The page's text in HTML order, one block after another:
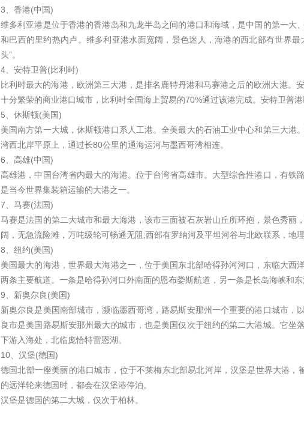
3、香港(中国)
维多利亚港是位于香港的香港岛和九龙半岛之间的港口和海域，是中国的第一大
和巴西的里约热内卢。维多利亚港水面宽阔，景色迷人，海港的西北部有世界
头”。
4、安特卫普(比利时)
比利时最大的海港，欧洲第三大港，是排名鹿特丹港和马赛港之后的欧洲大港。
十分繁荣的商业港口城市，比利时全国海上贸易的70%通过该港完成。安特卫普港
5、休斯顿(美国)
美国南方第一大城，休斯顿港口系人工港。全美最大的石油工业中心和第三大港
湾西北岸平原上，通过长80公里的通海运河与墨西哥湾相连。
6、高雄(中国)
高雄港，中国台湾省内最大的海港。位于台湾省高雄市。大型综合性港口，有铁
是当今世界集装箱运输的大港之一。
7、马赛(法国)
马赛是法国的第二大城市和最大海港，该市三面被石灰岩山丘所环抱，景色秀丽
阔，无急流险滩，万吨级轮可畅通无阻;西部有罗纳河及平坦河谷与北欧联系，地
8、纽约(美国)
美国最大的海港，世界最大海港之一，位于美国东北部哈得孙河河口，东临大西
两条主要航道。一条是哈得孙河口外南面的恩布娄斯航道，另一条是长岛海峡和东
9、新奥尔良(美国)
新奥尔良是美国南部城市，濒临墨西哥湾，路易斯安那州一个重要的港口城市，
良市是美国路易斯安那州最大的城市，也是美国仅次于纽约的第二大港城。它坐
下游入海处，北临庞恰特雷恩湖。
10、汉堡(德国)
德国北部一座美丽的港口城市，位于不莱梅东北部易北河岸，汉堡是世界大港，
的远洋轮来德国时，都会在汉堡港停泊。
汉堡是德国的第二大城，仅次于柏林。